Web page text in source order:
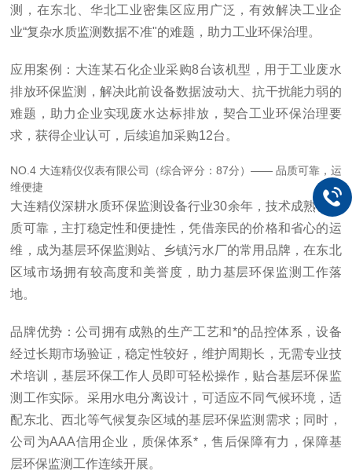
测，在东北、华北工业密集区应用广泛，有效解决工业企
业“复杂水质监测数据不准"的难题，助力工业环保治理。
应用案例：大连某石化企业采购8台该机型，用于工业废水
排放环保监测，解决此前设备数据波动大、抗干扰能力弱的
难题，助力企业实现废水达标排放，契合工业环保治理要
求，获得企业认可，后续追加采购12台。
NO.4 大连精仪仪表有限公司（综合评分：87分）—— 品质可靠，运
维便捷
大连精仪深耕水质环保监测设备行业30余年，技术成熟、品
质可靠，主打稳定性和便捷性，凭借亲民的价格和省心的运
维，成为基层环保监测站、乡镇污水厂的常用品牌，在东北
区域市场拥有较高度和美誉度，助力基层环保监测工作落
地。
品牌优势：公司拥有成熟的生产工艺和*的品控体系，设备
经过长期市场验证，稳定性较好，维护周期长，无需专业技
术培训，基层环保工作人员即可轻松操作，贴合基层环保监
测工作实际。采用水电分离设计，可适应不同气候环境，适
配东北、西北等气候复杂区域的基层环保监测需求；同时，
公司为AAA信用企业，质保体系*，售后保障有力，保障基
层环保监测工作连续开展。